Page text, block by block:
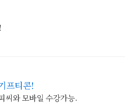
프티콘!
씨와 모바일 수강가능.